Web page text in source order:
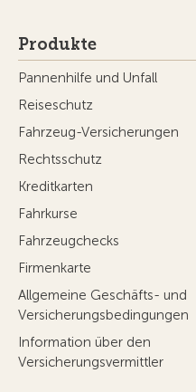
Produkte
Pannenhilfe und Unfall
Reiseschutz
Fahrzeug-Versicherungen
Rechtsschutz
Kreditkarten
Fahrkurse
Fahrzeugchecks
Firmenkarte
Allgemeine Geschäfts- und
Versicherungsbedingungen
Information über den
Versicherungsvermittler